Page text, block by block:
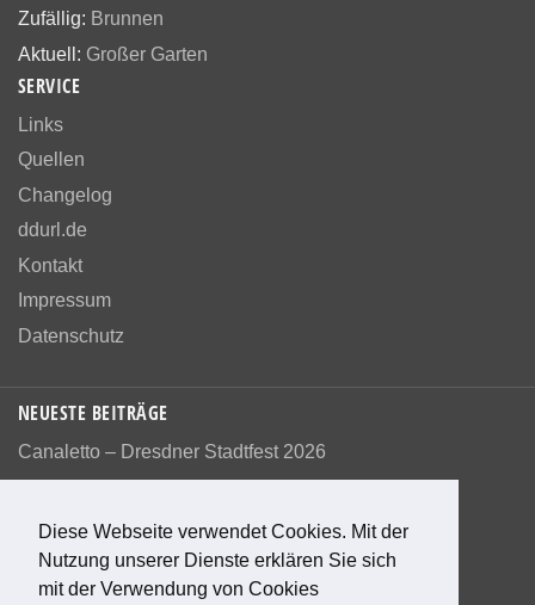
Diese Webseite verwendet Cookies. Mit der
Nutzung unserer Dienste erklären Sie sich
mit der Verwendung von Cookies
Zufällig: Brunnen
Aktuell: Großer Garten
SERVICE
Links
Quellen
Changelog
ddurl.de
Kontakt
Impressum
Datenschutz
NEUESTE BEITRÄGE
Canaletto – Dresdner Stadtfest 2026
Bewerte diese Seite